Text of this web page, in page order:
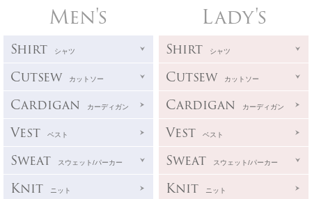
Men's
Shirt シャツ
Cutsew カットソー
Cardigan カーディガン
Vest ベスト
Sweat スウェット/パーカー
Knit ニット
Lady's
Shirt シャツ
Cutsew カットソー
Cardigan カーディガン
Vest ベスト
Sweat スウェット/パーカー
Knit ニット